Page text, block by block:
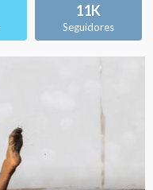
11K
Seguidores